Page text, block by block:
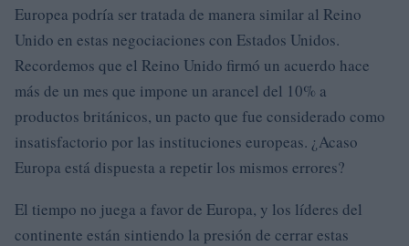
Europea podría ser tratada de manera similar al Reino
Unido en estas negociaciones con Estados Unidos.
Recordemos que el Reino Unido firmó un acuerdo hace
más de un mes que impone un arancel del 10% a
productos británicos, un pacto que fue considerado como
insatisfactorio por las instituciones europeas. ¿Acaso
Europa está dispuesta a repetir los mismos errores?
El tiempo no juega a favor de Europa, y los líderes del
continente están sintiendo la presión de cerrar estas